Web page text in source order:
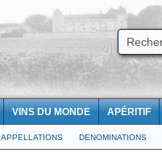
VINS DU MONDE APÉRITIF
APPELLATIONS DENOMINATIONS